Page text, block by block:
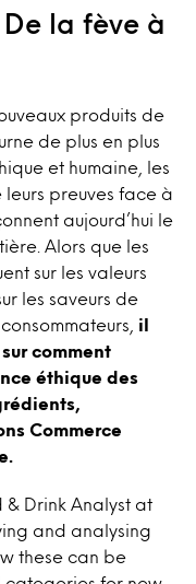
la fève à
produits de
de plus en plus
et humaine, les
preuves face à
aujourd’hui le
Alors que les
sur les valeurs
les saveurs de
il
comment
éthique des
Commerce
Drink Analyst at
and analysing
these can be